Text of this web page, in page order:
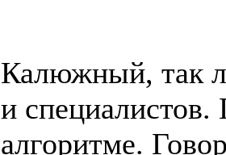
Калюжный, так
и специалистов.
алгоритме.